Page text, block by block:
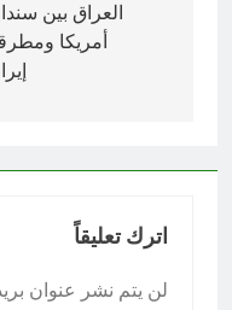
المقالات
العراق بين
أمريكا
اترك تعليقاً
لن يتم نشر عنوان